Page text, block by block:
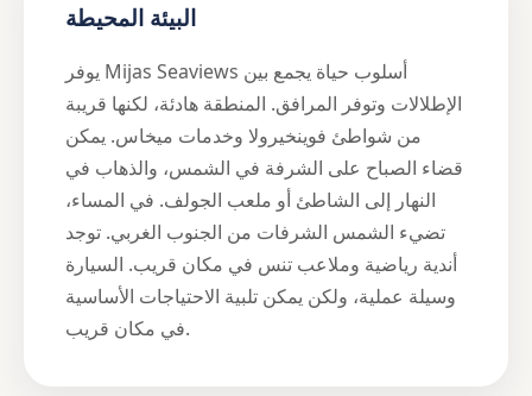
البيئة المحيطة
يوفر Mijas Seaviews أسلوب حياة يجمع بين
الإطلالات وتوفر المرافق. المنطقة هادئة، لكنها قريبة
من شواطئ فوينخيرولا وخدمات ميخاس. يمكن
قضاء الصباح على الشرفة في الشمس، والذهاب في
النهار إلى الشاطئ أو ملعب الجولف. في المساء،
تضيء الشمس الشرفات من الجنوب الغربي. توجد
أندية رياضية وملاعب تنس في مكان قريب. السيارة
وسيلة عملية، ولكن يمكن تلبية الاحتياجات الأساسية
في مكان قريب.